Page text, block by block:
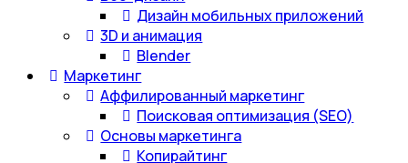
Дизайн мобильных приложений
3D и анимация
Blender
Маркетинг
Аффилированный маркетинг
Поисковая оптимизация (SEO)
Основы маркетинга
Копирайтинг